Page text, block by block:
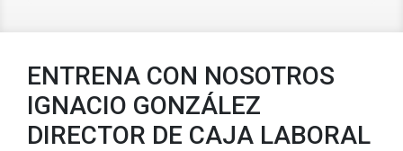
ENTRENA CON NOSOTROS
IGNACIO GONZÁLEZ
DIRECTOR DE CAJA LABORAL